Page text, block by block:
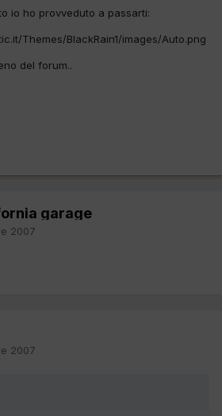
io ho provveduto a passarti:
Themes/BlackRain1/images/Auto.png
del forum..
garage
2007
2007